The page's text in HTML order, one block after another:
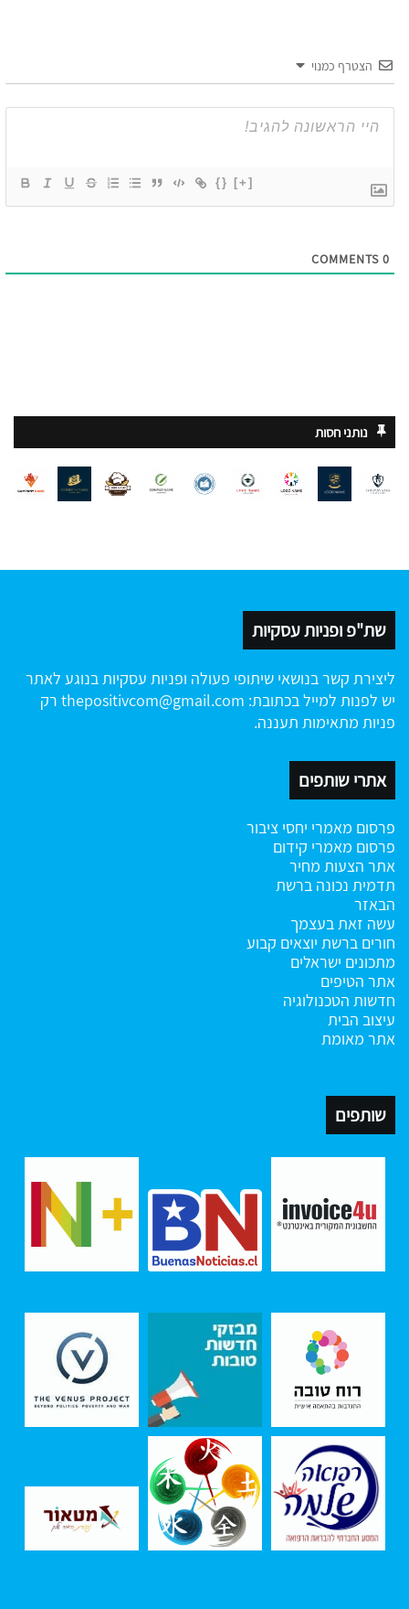
הצטרף כמנוי
{} [+]
0
נותני חסות
שת"פ ופניות עסקיות
ליצירת קשר בנושאי שיתופי פעולה ופניות עסקיות בנוגע לאתר
יש לפנות למייל בכתובת: thepositivcom@gmail.com רק
פניות מתאימות תעננה.
אתרי שותפים
פרסום מאמרי יחסי ציבור
פרסום מאמרי קידום
אתר הצעות מחיר
תדמית נכונה ברשת
הבאזר
עשה זאת בעצמך
חורים ברשת יוצאים קבוע
מתכונים ישראלים
אתר הטיפים
חדשות הטכנולוגיה
עיצוב הבית
אתר מאומת
שותפים